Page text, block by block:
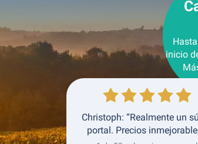
inicio
Christoph: “Realmente un
portal. Precios